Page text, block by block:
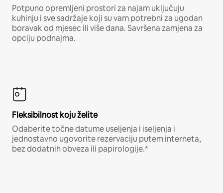
Potpuno opremljeni prostori za najam uključuju
kuhinju i sve sadržaje koji su vam potrebni za ugodan
boravak od mjesec ili više dana. Savršena zamjena za
opciju podnajma.
Fleksibilnost koju želite
Odaberite točne datume useljenja i iseljenja i
jednostavno ugovorite rezervaciju putem interneta,
bez dodatnih obveza ili papirologije.*